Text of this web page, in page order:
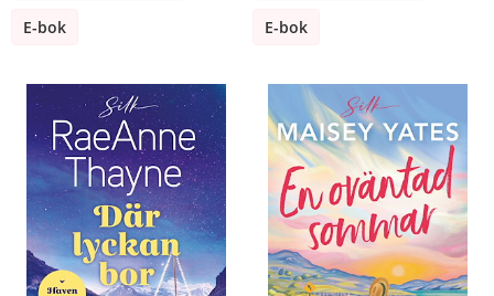
E-bok E-bok